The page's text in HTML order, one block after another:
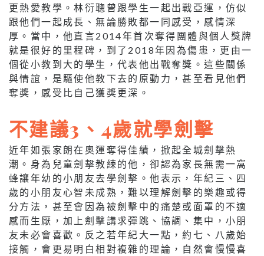
更熱愛教學。林衍聰曾跟學生一起出戰亞運，仿似
跟他們一起成長、無論勝敗都一同感受，感情深
厚。當中，他直言2014年首次奪得團體與個人獎牌
就是很好的里程碑，到了2018年因為傷患，更由一
個從小教到大的學生，代表他出戰奪獎。這些關係
與情誼，是驅使他教下去的原動力，甚至看見他們
奪獎，感受比自己獲獎更深。
不建議3、4歲就學劍擊
近年如張家朗在奧運奪得佳績，掀起全城劍擊熱
潮。身為兒童劍擊教練的他，卻認為家長無需一窩
蜂讓年幼的小朋友去學劍擊。他表示，年紀三、四
歲的小朋友心智未成熟，難以理解劍擊的樂趣或得
分方法，甚至會因為被劍擊中的痛楚或面罩的不適
感而生厭，加上劍擊講求彈跳、協調、集中，小朋
友未必會喜歡。反之若年紀大一點，約七、八歲始
接觸，會更易明白相對複雜的理論，自然會慢慢喜